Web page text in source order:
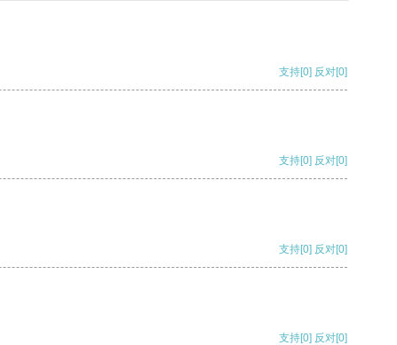
支持[0] 反对[0]
支持[0] 反对[0]
支持[0] 反对[0]
支持[0] 反对[0]